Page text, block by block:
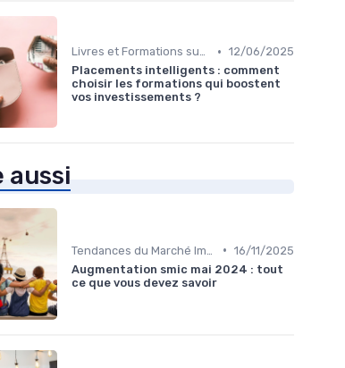
Livres et Formations sur l'Investissement • 12/06/2025
Placements intelligents : comment
choisir les formations qui boostent
vos investissements ?
aussi
• 16/11/2025
Augmentation smic mai 2024 : tout
ce que vous devez savoir